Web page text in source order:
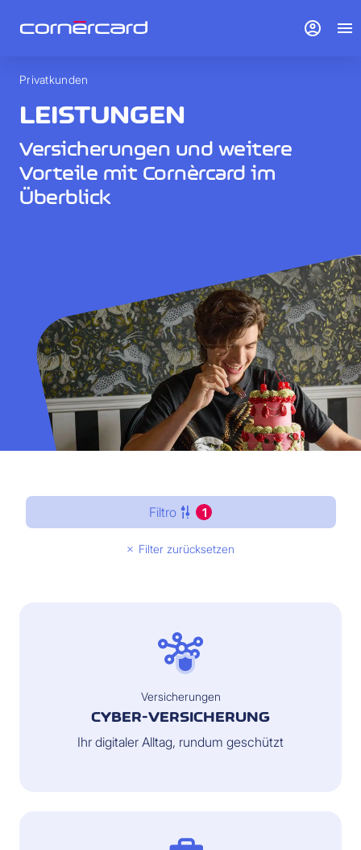
Privatkunden
LEISTUNGEN
Versicherungen und weitere
Vorteile mit Cornèrcard im
Überblick
Filtro 1
Filter zurücksetzen
Versicherungen
CYBER-VERSICHERUNG
Ihr digitaler Alltag, rundum geschützt
account_circle menu